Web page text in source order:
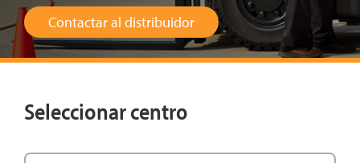
Contactar al distribuidor
Seleccionar centro